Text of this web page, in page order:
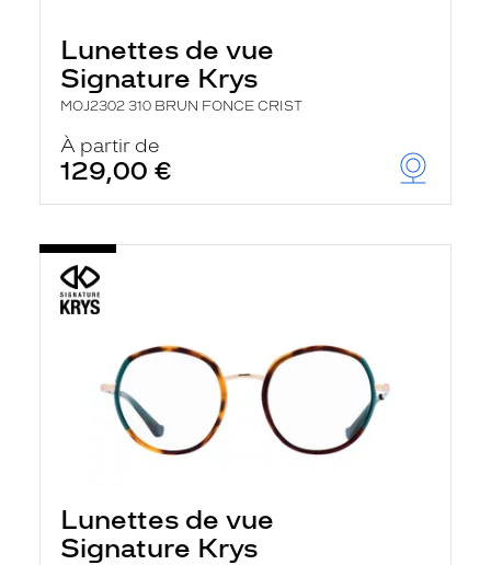
Lunettes de vue
Signature Krys
MOJ2302 310 BRUN FONCE CRIST
À partir de
129,00 €
Lunettes de vue
Signature Krys